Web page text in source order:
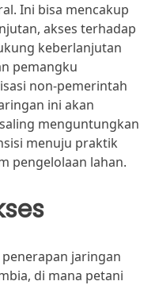
Ini bisa mencakup
akses terhadap
keberlanjutan
pemangku
non-pemerintah
ini akan
menguntungkan
menuju praktik
pengelolaan lahan.
jaringan
di mana petani